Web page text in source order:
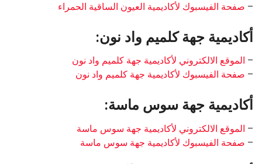
– صفحة الفيسبوك لأكاديمية العيون الساقية الحمراء
أكاديمية جهة كلميم واد نون:
– الموقع الالكتروني لأكاديمية جهة كلميم واد نون
– صفحة الفيسبوك لأكاديمية جهة كلميم واد نون
أكاديمية جهة سوس ماسة:
– الموقع الالكتروني لأكاديمية جهة سوس ماسة
– صفحة الفيسبوك لأكاديمية جهة سوس ماسة